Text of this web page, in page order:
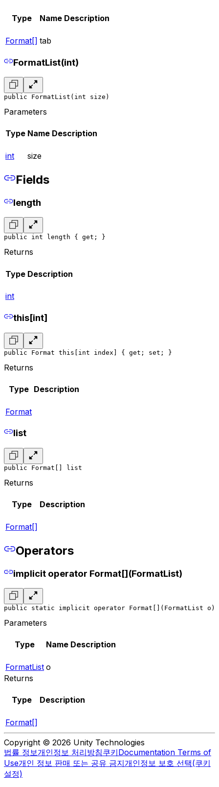
Type Name Description
Format[] tab
FormatList(int)
public FormatList(int size)
Parameters
Type Name Description
int size
Fields
length
public int length { get; }
Returns
Type Description
int
this[int]
public Format this[int index] { get; set; }
Returns
Type Description
Format
list
public Format[] list
Returns
Type Description
Format[]
Operators
implicit operator Format[](FormatList)
public static implicit operator Format[](FormatList o)
Parameters
Type Name Description
FormatList o
Returns
Type Description
Format[]
Copyright © 2026 Unity Technologies
법률 정보개인정보 처리방침쿠키Documentation Terms of
Use개인 정보 판매 또는 공유 금지개인정보 보호 선택(쿠키
설정)